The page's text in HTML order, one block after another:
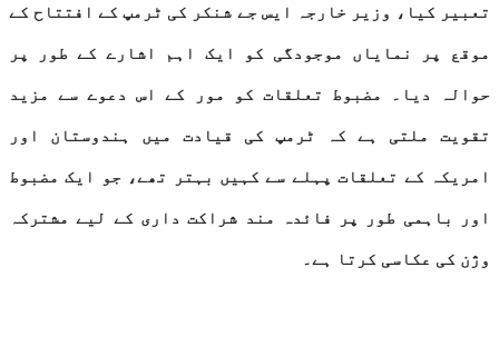
تعبیر کیا، وزیر خارجہ ایس جے شنکر کی ٹرمپ کے افتتاح کے
موقع پر نمایاں موجودگی کو ایک اہم اشارے کے طور پر
حوالہ دیا۔ مضبوط تعلقات کو مور کے اس دعوے سے مزید
تقویت ملتی ہے کہ ٹرمپ کی قیادت میں ہندوستان اور
امریکہ کے تعلقات پہلے سے کہیں بہتر تھے، جو ایک مضبوط
اور باہمی طور پر فائدہ مند شراکت داری کے لیے مشترکہ
وژن کی عکاسی کرتا ہے۔